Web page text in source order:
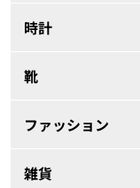
時計
靴
ファッション
雑貨